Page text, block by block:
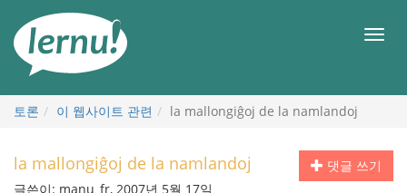
메
토론 이 웹사이트 관련 la mallongiĝoj de la namlandoj
댓글 쓰기
la mallongiĝoj de la namlandoj
글쓴이: manu_fr, 2007년 5월 17일